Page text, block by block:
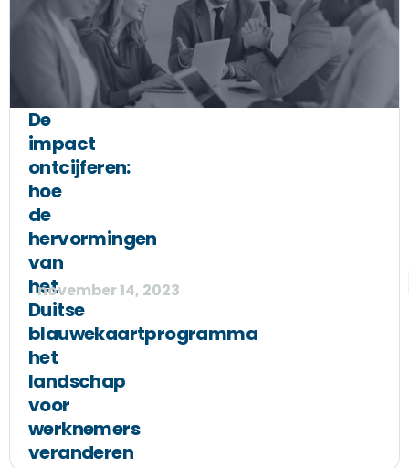
De
impact
ontcijferen:
hoe
de
hervormingen
van
het
Duitse
blauwekaartprogramma
het
landschap
voor
werknemers
veranderen
november 14, 2023